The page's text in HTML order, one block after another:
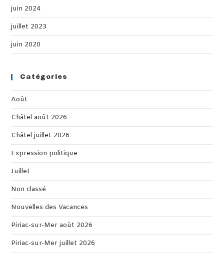
juin 2024
juillet 2023
juin 2020
Catégories
Août
Châtel août 2026
Châtel juillet 2026
Expression politique
Juillet
Non classé
Nouvelles des Vacances
Piriac-sur-Mer août 2026
Piriac-sur-Mer juillet 2026